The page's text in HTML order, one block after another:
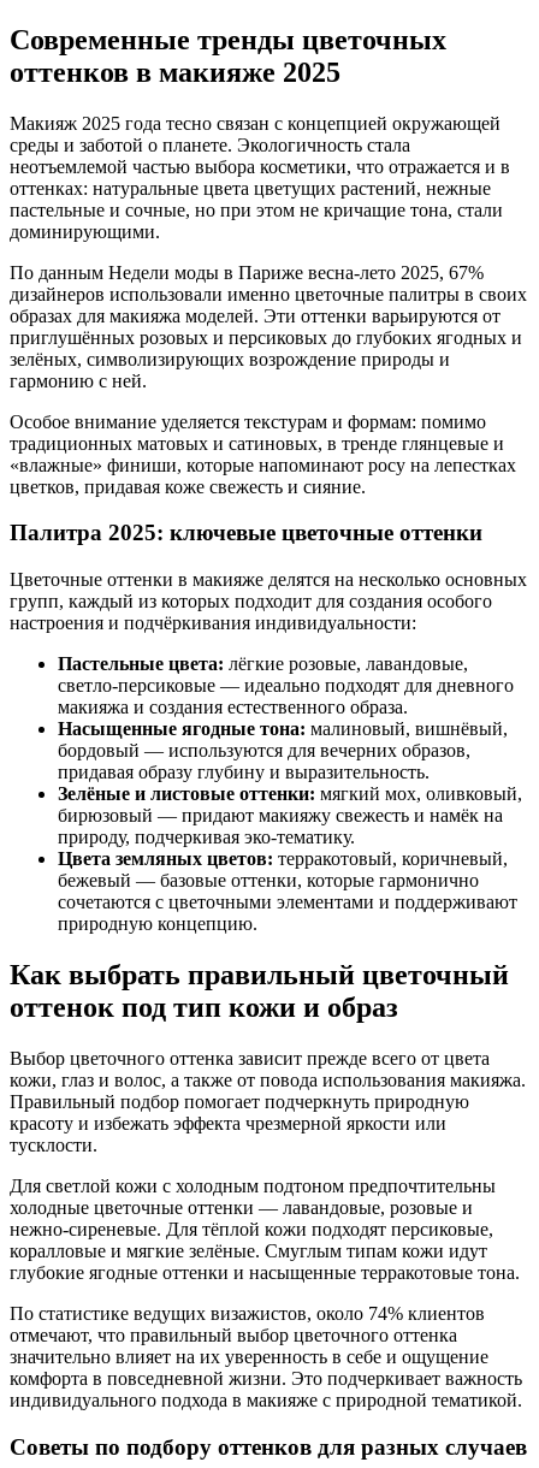
Современные тренды цветочных
оттенков в макияже 2025
Макияж 2025 года тесно связан с концепцией окружающей
среды и заботой о планете. Экологичность стала
неотъемлемой частью выбора косметики, что отражается и в
оттенках: натуральные цвета цветущих растений, нежные
пастельные и сочные, но при этом не кричащие тона, стали
доминирующими.
По данным Недели моды в Париже весна-лето 2025, 67%
дизайнеров использовали именно цветочные палитры в своих
образах для макияжа моделей. Эти оттенки варьируются от
приглушённых розовых и персиковых до глубоких ягодных и
зелёных, символизирующих возрождение природы и
гармонию с ней.
Особое внимание уделяется текстурам и формам: помимо
традиционных матовых и сатиновых, в тренде глянцевые и
«влажные» финиши, которые напоминают росу на лепестках
цветков, придавая коже свежесть и сияние.
Палитра 2025: ключевые цветочные оттенки
Цветочные оттенки в макияже делятся на несколько основных
групп, каждый из которых подходит для создания особого
настроения и подчёркивания индивидуальности:
Пастельные цвета: лёгкие розовые, лавандовые,
светло-персиковые — идеально подходят для дневного
макияжа и создания естественного образа.
Насыщенные ягодные тона: малиновый, вишнёвый,
бордовый — используются для вечерних образов,
придавая образу глубину и выразительность.
Зелёные и листовые оттенки: мягкий мох, оливковый,
бирюзовый — придают макияжу свежесть и намёк на
природу, подчеркивая эко-тематику.
Цвета земляных цветов: терракотовый, коричневый,
бежевый — базовые оттенки, которые гармонично
сочетаются с цветочными элементами и поддерживают
природную концепцию.
Как выбрать правильный цветочный
оттенок под тип кожи и образ
Выбор цветочного оттенка зависит прежде всего от цвета
кожи, глаз и волос, а также от повода использования макияжа.
Правильный подбор помогает подчеркнуть природную
красоту и избежать эффекта чрезмерной яркости или
тусклости.
Для светлой кожи с холодным подтоном предпочтительны
холодные цветочные оттенки — лавандовые, розовые и
нежно-сиреневые. Для тёплой кожи подходят персиковые,
коралловые и мягкие зелёные. Смуглым типам кожи идут
глубокие ягодные оттенки и насыщенные терракотовые тона.
По статистике ведущих визажистов, около 74% клиентов
отмечают, что правильный выбор цветочного оттенка
значительно влияет на их уверенность в себе и ощущение
комфорта в повседневной жизни. Это подчеркивает важность
индивидуального подхода в макияже с природной тематикой.
Советы по подбору оттенков для разных случаев